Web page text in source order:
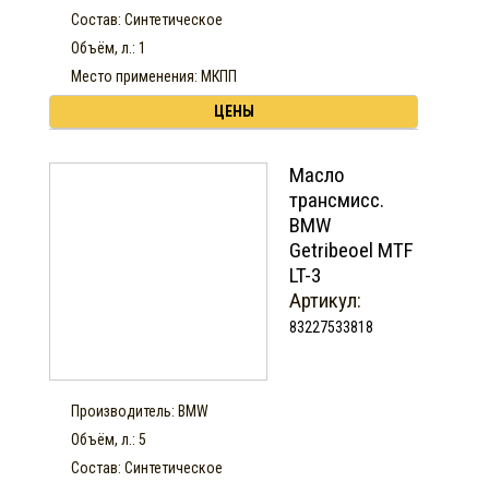
Состав: Синтетическое
Объём, л.: 1
Место применения: МКПП
ЦЕНЫ
Масло
трансмисс.
BMW
Getribeoel MTF
LT-3
Артикул:
83227533818
Производитель: BMW
Объём, л.: 5
Состав: Синтетическое